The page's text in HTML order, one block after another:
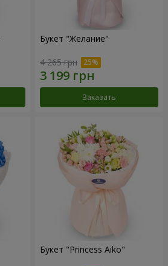
Букет "Желание"
4 265 грн
Заказать
Букет "Princess Aiko"